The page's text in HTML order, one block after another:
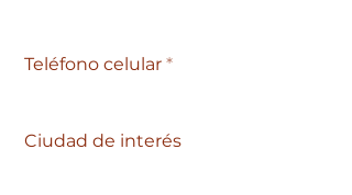
Teléfono celular
Ciudad de interés